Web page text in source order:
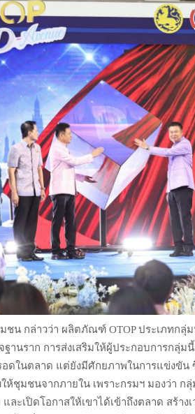
น กล่าวว่า ผลิตภัณฑ์ OTOP ประเภทกลุ่
านราก การส่งเสริมให้ผู้ประกอบการกลุ่
อดในตลาด แต่ยังมีศักยภาพในการแข่งขั
ห้ชุมชนจากภายใน เพราะกรมฯ มองว่า
ละเปิดโอกาสให้เขาได้เข้าถึงตลาด สร้าง